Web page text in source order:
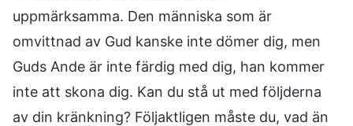
uppmärksamma. Den människa som är
omvittnad av Gud kanske inte dömer dig, men
Guds Ande är inte färdig med dig, han kommer
inte att skona dig. Kan du stå ut med följderna
av din kränkning? Följaktligen måste du, vad än